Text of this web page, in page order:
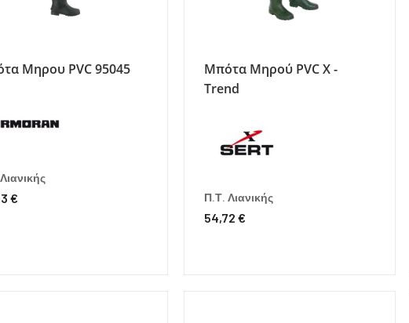
Μηρου PVC 95045
€
Μπότα Μηρού PVC X -
Trend
Π.Τ. Λιανικής
54,72 €